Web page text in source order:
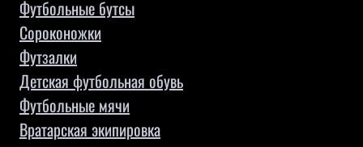
Футбольные бутсы
Сороконожки
Футзалки
Детская футбольная обувь
Футбольные мячи
Вратарская экипировка